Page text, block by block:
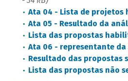
Ata 04 - Lista de projetos
Ata 05 - Resultado da
Lista das propostas
Ata 06 - representante
Resultado das propostas
Lista das propostas não